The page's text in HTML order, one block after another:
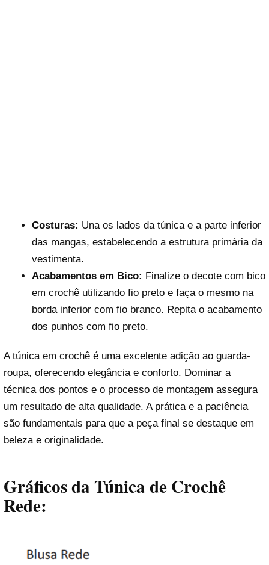
Costuras: Una os lados da túnica e a parte inferior
das mangas, estabelecendo a estrutura primária da
vestimenta.
Acabamentos em Bico: Finalize o decote com bico
em crochê utilizando fio preto e faça o mesmo na
borda inferior com fio branco. Repita o acabamento
dos punhos com fio preto.
A túnica em crochê é uma excelente adição ao guarda-
roupa, oferecendo elegância e conforto. Dominar a
técnica dos pontos e o processo de montagem assegura
um resultado de alta qualidade. A prática e a paciência
são fundamentais para que a peça final se destaque em
beleza e originalidade.
Gráficos da Túnica de Crochê
Rede: